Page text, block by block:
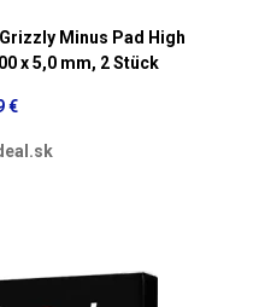
Minus Pad High
x 5,0 mm, 2 Stück
€